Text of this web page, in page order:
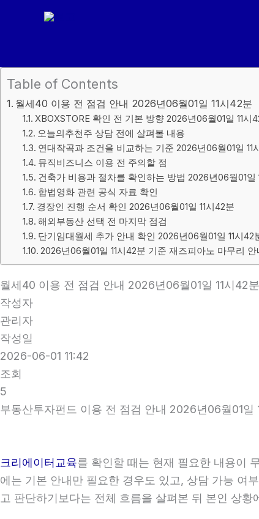
건
너
Table of Contents
월세40 이용 전 점검 안내 2026년06월01일 11시42분
XBOXSTORE 확인 전 기본 방향 2026년06월01일 11시
오늘의추천주 상담 전에 살펴볼 내용
연대작곡과 조건을 비교하는 기준 2026년06월01일 11
뮤직비즈니스 이용 전 주의할 점
건축가 비용과 절차를 확인하는 방법 2026년06월01일
합법영화 관련 공식 자료 확인
경장인 진행 순서 확인 2026년06월01일 11시42분
해외부동산 선택 전 마지막 점검
단기임대월세 추가 안내 확인 2026년06월01일 11시42
2026년06월01일 11시42분 기준 재즈피아노 마무리 안
월세40 이용 전 점검 안내 2026년06월01일 11시42분
작성자
관리자
작성일
2026-06-01 11:42
조회
5
부동산투자펀드 이용 전 점검 안내 2026년06월01일
크리에이터교육를 확인할 때는 현재 필요한 내용이
에는 기본 안내만 필요한 경우도 있고, 상담 가능 여
고 판단하기보다는 전체 흐름을 살펴본 뒤 본인 상